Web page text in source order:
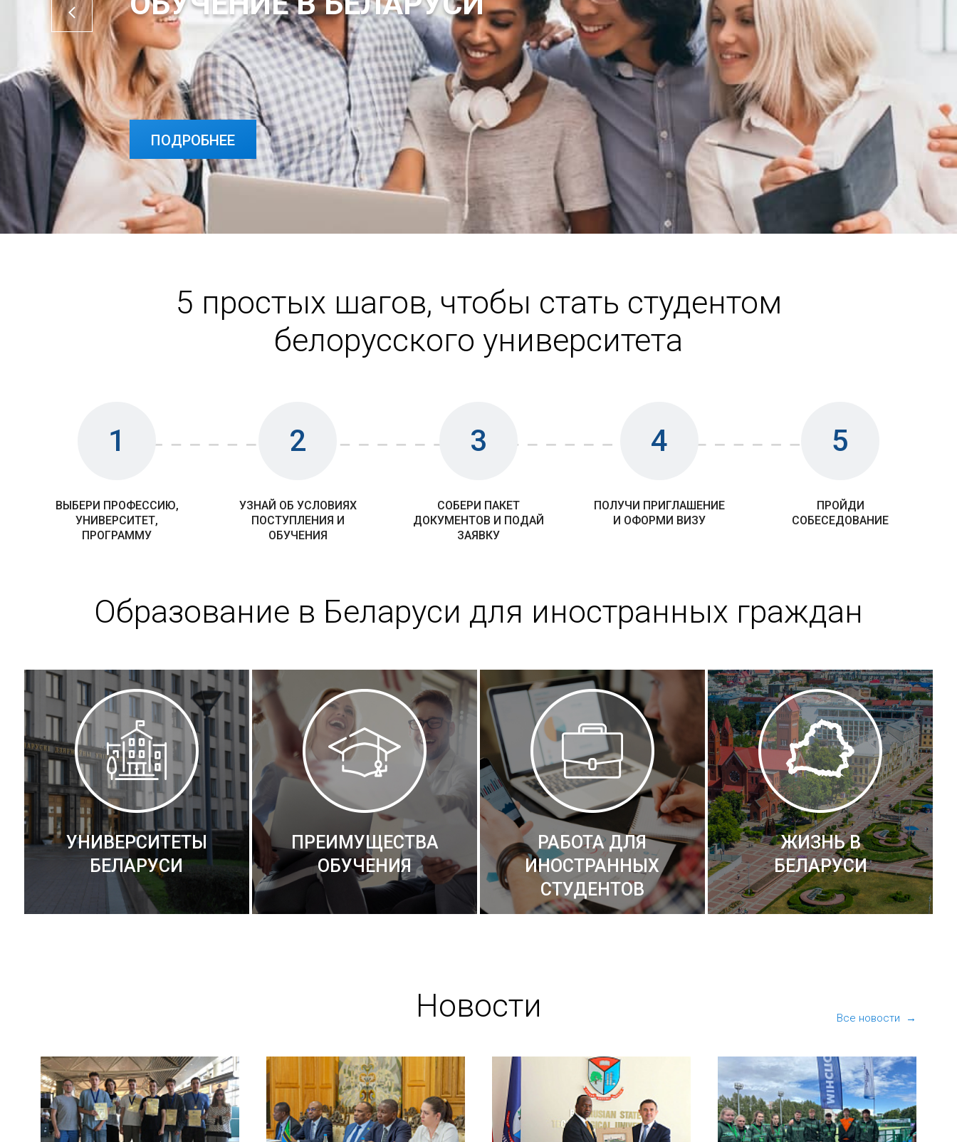
ПОДРОБНЕЕ
ПОДРОБНЕЕ
5 простых шагов, чтобы стать студентом
белорусского университета
1
ВЫБЕРИ ПРОФЕССИЮ,
УНИВЕРСИТЕТ,
ПРОГРАММУ
2
УЗНАЙ ОБ УСЛОВИЯХ
ПОСТУПЛЕНИЯ И
ОБУЧЕНИЯ
3
СОБЕРИ ПАКЕТ
ДОКУМЕНТОВ И ПОДАЙ
ЗАЯВКУ
4
ПОЛУЧИ ПРИГЛАШЕНИЕ
И ОФОРМИ ВИЗУ
5
ПРОЙДИ
СОБЕСЕДОВАНИЕ
Образование в Беларуси для иностранных граждан
УНИВЕРСИТЕТЫ
БЕЛАРУСИ
ПРЕИМУЩЕСТВА
ОБУЧЕНИЯ
РАБОТА ДЛЯ
ИНОСТРАННЫХ
СТУДЕНТОВ
ЖИЗНЬ В
БЕЛАРУСИ
Новости Все новости →